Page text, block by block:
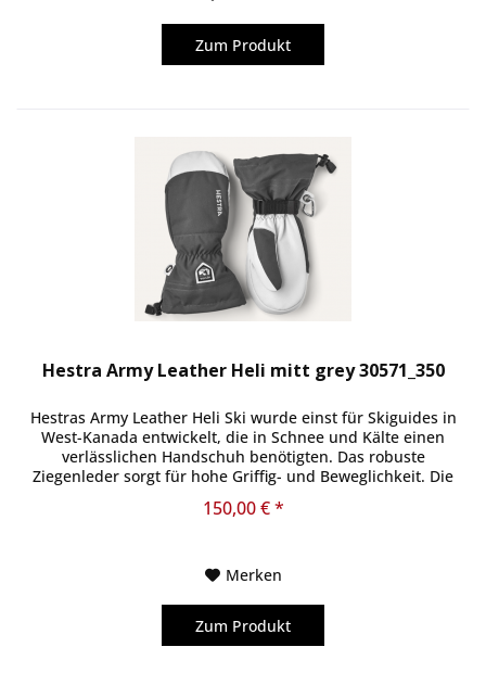
Zum Produkt
Hestra Army Leather Heli mitt grey 30571_350
Hestras Army Leather Heli Ski wurde einst für Skiguides in
West-Kanada entwickelt, die in Schnee und Kälte einen
verlässlichen Handschuh benötigten. Das robuste
Ziegenleder sorgt für hohe Griffig- und Beweglichkeit. Die
150,00 € *
Merken
Zum Produkt